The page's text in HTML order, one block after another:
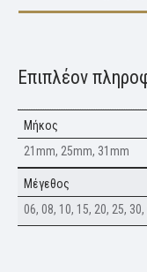
Επιπλέον
Μήκος
21mm, 25mm, 31mm
Μέγεθος
06, 08, 10, 15, 20, 25,